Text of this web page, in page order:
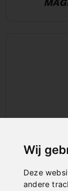
Wij
Deze
andere